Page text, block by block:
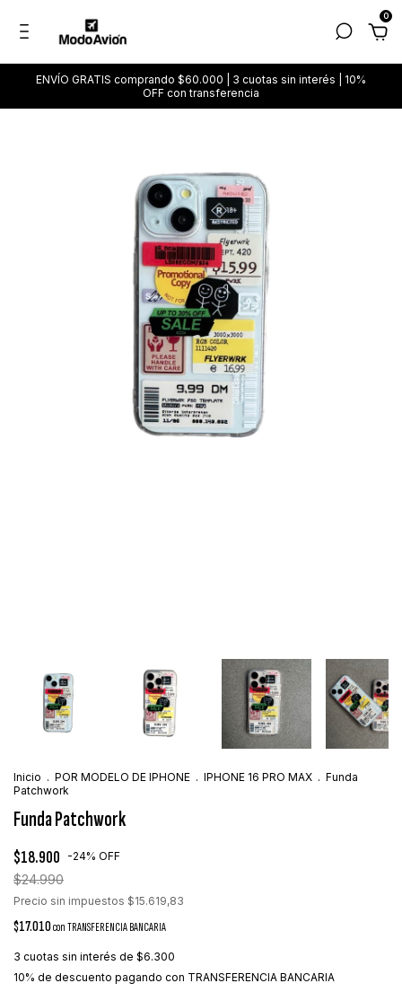
0
ENVÍO GRATIS comprando $60.000 | 3 cuotas sin interés | 10%
OFF con transferencia
Inicio . POR MODELO DE IPHONE . IPHONE 16 PRO MAX . Funda
Patchwork
Funda Patchwork
$18.900 -24% OFF
$24.990
Precio sin impuestos $15.619,83
$17.010conTRANSFERENCIA BANCARIA
3 cuotas sin interés de $6.300
10% de descuento pagando con TRANSFERENCIA BANCARIA